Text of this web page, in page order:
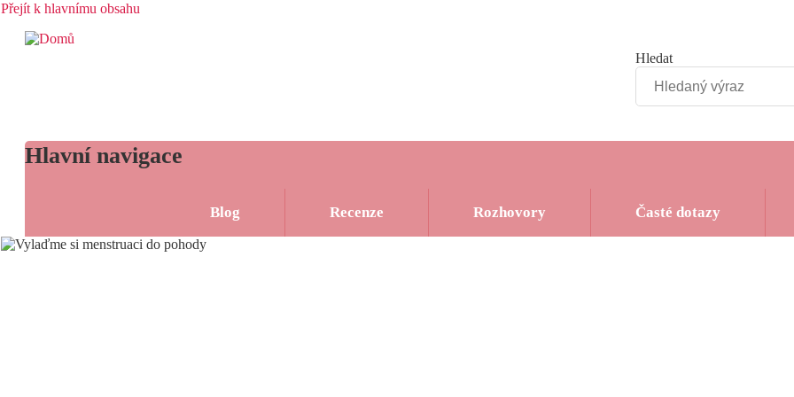
Přejít k hlavnímu obsahu
Hledat
Hlavní navigace
Blog Recenze Rozhovory Časté dotazy